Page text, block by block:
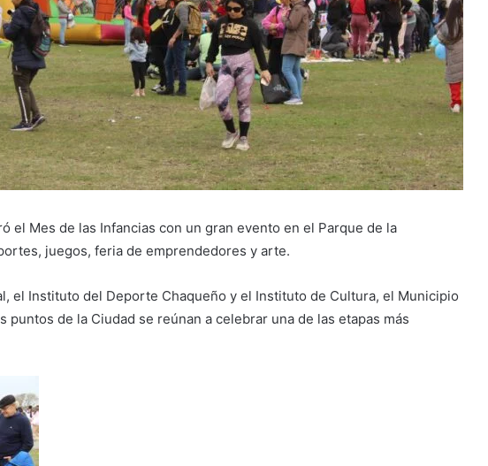
el Mes de las Infancias con un gran evento en el Parque de la
juegos, feria de emprendedores y arte.
el Instituto del Deporte Chaqueño y el Instituto de Cultura, el Municipio
de la Ciudad se reúnan a celebrar una de las etapas más